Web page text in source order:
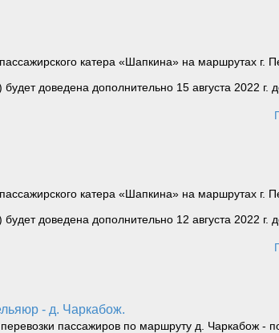
катера «Шапкина» на маршрутах г.
доведена дополнительно 15 августа 2022 г.
катера «Шапкина» на маршрутах г.
доведена дополнительно 12 августа 2022 г.
- д. Чаркабож.
пассажиров по маршруту д. Чаркабож -